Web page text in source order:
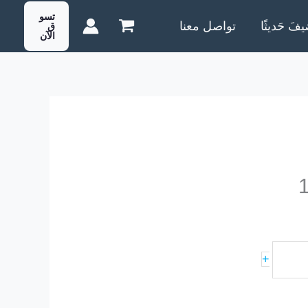
حَديثًا تواصل معنا
تسو
ق
الآن
+